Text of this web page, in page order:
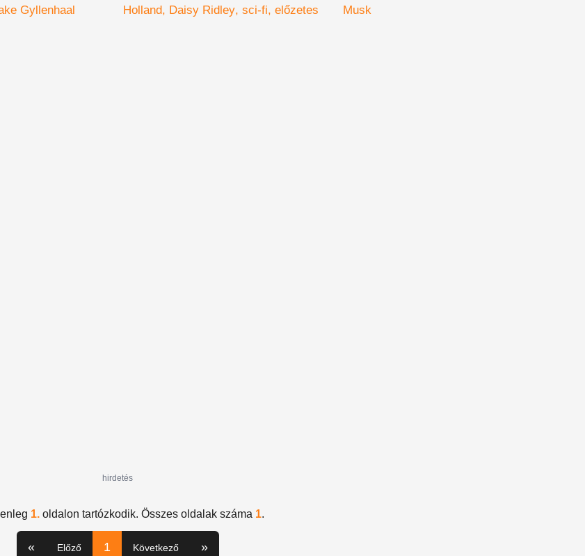
Gyllenhaal
Holland Daisy Ridley sci-fi előzetes
Musk
hirdetés
1. oldalon tartózkodik. Összes oldalak száma 1.
« Előző 1 Következő »